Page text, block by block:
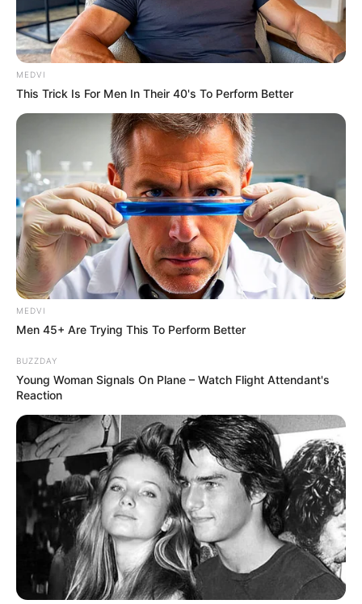
ราศีเมถุนชาวเมถุนโชคดีตรงที่ระบบเผาผลาญทำงานดี
กว่าคนอื่น เลยอ้วนยากแต่บทจะอ้วนขึ้นมา พวกเธอจะ
กลมกิ๊กรวดเร็วอย่างไม่น่าเชื่อ เพราะชะล่าใจว่าโซ้ยเท่าไร
น้ำหนักก็ไม่ขึ้น เลยกินซะกระเพาะขอปลดประจำการ เพื่อ
ความปลอดภัยชาวเมถุนต้องหมั่นออกกำลังกายบ่อยๆ
และดูแลสุขภาพให้แข็งแรง เพราะเมื่อไรที่คุณไม่สบายจน
ระบบเผาผลาญอ่อนแอ นั่นล่ะจะเป็นเวลาที่ไขมันลั้ลลา
ที่สุด
ราศีกรกกฎปูสาวนางนี้นิยมอาหารเพื่อสุขภาพอยู่แล้ว
เลยไม่ต้องห่วงว่าจะอ้วน ยกเว้นแต่เวลาที่มีเรื่องกลุ้ม ผี
ฝนตกแดดออกนิดหน่อยก็ซึมกะทือเครียดเศร้าเหงาเซ็ง
ทำให้ผีเข้าเป็นประจำจนอ้วนไม่รู้ตัว นี่ถ้าเปลี่ยนแปลง
พฤติกรรมไประบายความเครียดด้วยวิธีอื่นได้ คุณจะเป็นผู้
หญิงหุ่นดีที่ไม่มีวันอ้วนเลย
ราศีสิงห์อาหารที่เหมาะกับชาวราศีสิงห์คืออาหารไขมันต่ำ
แคลอรี่ไม่ต้องสูงจนต้องต่อบันไดนับและเหนือสิ่งอื่นใด
ต้องเลิกกินเพื่อสร้างภาพเพราะนิสัยของผู้หญิงราศีนี้บ้า
เห่อและตามกระแสสุดๆร้านอาหารไหนที่ปาปารัสซี่ว่าดี
ไม่มีเสียล่ะที่นางจะพลาด เลยได้ไขมันมาประดับบารมีตล
อดๆ วิธีพิทักษ์หุ่นไม้จิ้มฟันที่เหมาะกับชาวสิงห์ คือต้องกิน
MEDVI
This Trick Is For Men In Their 40's To Perform Better
MEDVI
Men 45+ Are Trying This To Perform Better
BUZZDAY
Young Woman Signals On Plane – Watch Flight Attendant's
Reaction